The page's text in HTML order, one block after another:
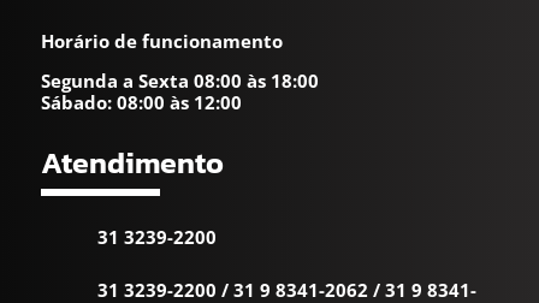
Horário de funcionamento
Segunda a Sexta 08:00 às 18:00
Sábado: 08:00 às 12:00
Atendimento
31 3239-2200
31 3239-2200 / 31 9 8341-2062 / 31 9 8341-